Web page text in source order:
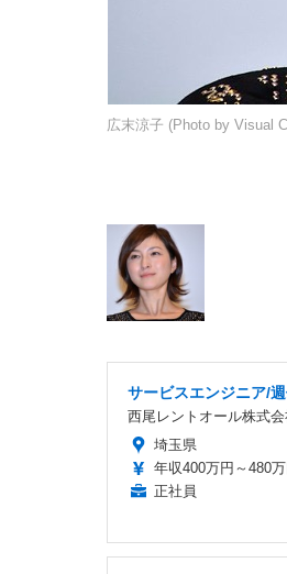
広末涼子 (Photo by Visual
サービスエンジニア/
西尾レントオール株式会
埼玉県
年収400万円～480万
正社員